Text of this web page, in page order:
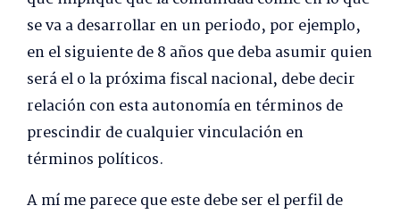
se va a desarrollar en un periodo, por ejemplo,
en el siguiente de 8 años que deba asumir quien
será el o la próxima fiscal nacional, debe decir
relación con esta autonomía en términos de
prescindir de cualquier vinculación en
términos políticos.
A mí me parece que este debe ser el perfil de